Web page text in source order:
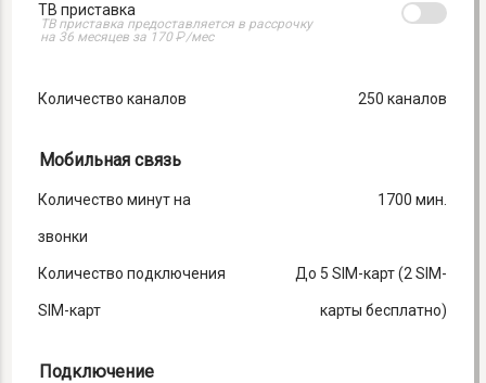
ТВ приставка
ТВ приставка предоставляется в рассрочку
на 36 месяцев за 170₽/мес
Количество каналов 250 каналов
Мобильная связь
Количество минут на
звонки
1700 мин.
Количество подключения
SIM-карт
До 5 SIM-карт (2 SIM-
карты бесплатно)
Подключение